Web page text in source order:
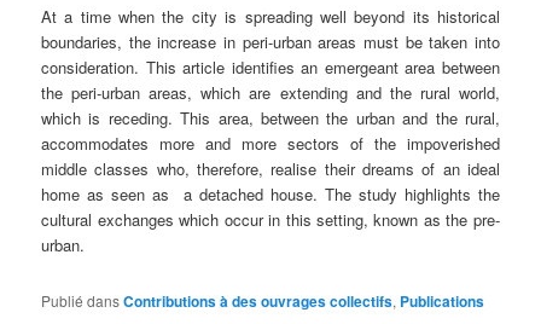
At a time when the city is spreading well beyond its historical
boundaries, the increase in peri-urban areas must be taken into
consideration. This article identifies an emergeant area between
the peri-urban areas, which are extending and the rural world,
which is receding. This area, between the urban and the rural,
accommodates more and more sectors of the impoverished
middle classes who, therefore, realise their dreams of an ideal
home as seen as a detached house. The study highlights the
cultural exchanges which occur in this setting, known as the pre-
urban.
Publié dansContributions à des ouvrages collectifs, Publications